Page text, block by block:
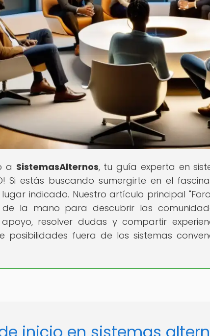
a SistemasAlternos, tu guía experta en
Si estás buscando sumergirte en el
indicado. Nuestro artículo principal
la mano para descubrir las
resolver dudas y compartir
posibilidades fuera de los sistemas